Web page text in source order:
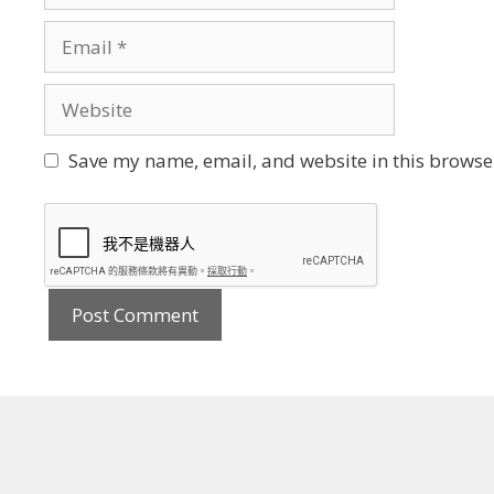
Save my name, email, and website in this